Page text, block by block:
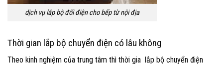
dịch vụ lắp bộ đổi điện cho bếp từ nội địa
Thời gian lắp bộ chuyển điện có lâu không
Theo kinh nghiệm của trung tâm thì thời gia lắp bộ chuyển điện